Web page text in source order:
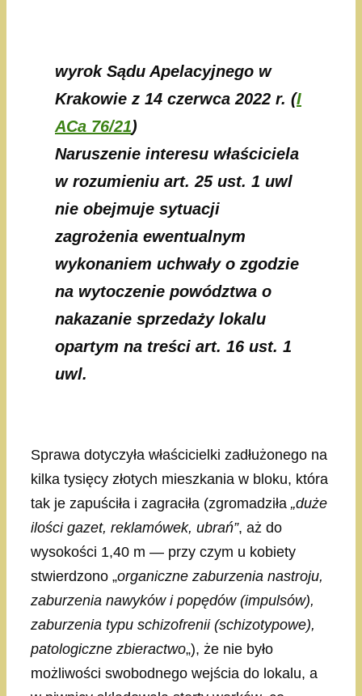
wyrok Sądu Apelacyjnego w
Krakowie z 14 czerwca 2022 r. (I
ACa 76/21)
Naruszenie interesu właściciela
w rozumieniu art. 25 ust. 1 uwl
nie obejmuje sytuacji
zagrożenia ewentualnym
wykonaniem uchwały o zgodzie
na wytoczenie powództwa o
nakazanie sprzedaży lokalu
opartym na treści art. 16 ust. 1
uwl.
Sprawa dotyczyła właścicielki zadłużonego na
kilka tysięcy złotych mieszkania w bloku, która
tak je zapuściła i zagraciła (zgromadziła „duże
ilości gazet, reklamówek, ubrań”, aż do
wysokości 1,40 m — przy czym u kobiety
stwierdzono „organiczne zaburzenia nastroju,
zaburzenia nawyków i popędów (impulsów),
zaburzenia typu schizofrenii (schizotypowe),
patologiczne zbieractwo„), że nie było
możliwości swobodnego wejścia do lokalu, a